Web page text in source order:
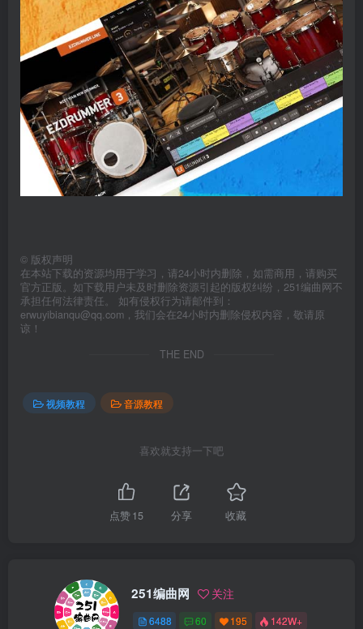
© 版权声明
在本站下载的资源均用于学习，请24小时内删除，如需商用，请购买
官方正版。如下载用户未及时删除资源引起的版权纠纷，251编曲网不
承担任何法律责任。 如有侵权行为请邮件到：
erwuyibianqu@qq.com，我们会在24小时内删除侵权内容，敬请原
谅！
THE END
视频教程 音源教程
喜欢就支持一下吧
点赞15 分享 收藏
251编曲网 关注
6488 60 195 142W+